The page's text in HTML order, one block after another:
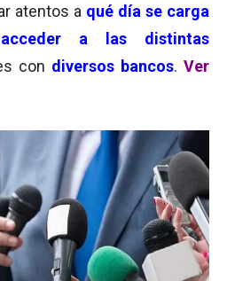
atentos a qué día se carga
a las distintas
con diversos bancos. Ver